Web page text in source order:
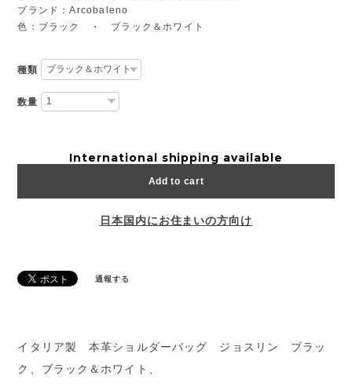
ブランド：Arcobaleno
色：ブラック ・ ブラック＆ホワイト
種類
数量
International shipping available
Add to cart
日本国内にお住まいの方向け
通報する
イタリア製 本革ショルダーバッグ ジョスリン ブラッ
ク、ブラック＆ホワイト、